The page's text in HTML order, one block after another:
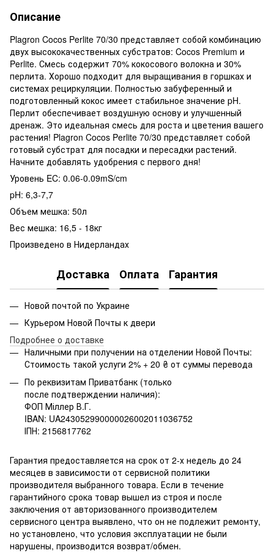
Описание
Plagron Cocos Perlite 70/30 представляет собой комбинацию
двух высококачественных субстратов: Cocos Premium и
Perlite. Смесь содержит 70% кокосового волокна и 30%
перлита. Хорошо подходит для выращивания в горшках и
системах рециркуляции. Полностью забуференный и
подготовленный кокос имеет стабильное значение pH.
Перлит обеспечивает воздушную основу и улучшенный
дренаж. Это идеальная смесь для роста и цветения вашего
растения! Plagron Cocos Perlite 70/30 представляет собой
готовый субстрат для посадки и пересадки растений.
Начните добавлять удобрения с первого дня!
Уровень EC: 0.06-0.09mS/cm
pH: 6,3-7,7
Объем мешка: 50л
Вес мешка: 16,5 - 18кг
Произведено в Нидерландах
Доставка Оплата Гарантия
Новой почтой по Украине
Курьером Новой Почты к двери
Подробнее о доставке
Наличными при получении на отделении Новой Почты:
Стоимость такой услуги 2% + 20 ₴ от суммы перевода
По реквизитам Приватбанк (только
после подтверждении наличия):
ФОП Міллер В.Г.
IBAN: UA243052990000026002011036752
ІПН: 2156817762
Гарантия предоставляется на срок от 2-х недель до 24
месяцев в зависимости от сервисной политики
производителя выбранного товара. Если в течение
гарантийного срока товар вышел из строя и после
заключения от авторизованного производителем
сервисного центра выявлено, что он не подлежит ремонту,
но установлено, что условия эксплуатации не были
нарушены, производится возврат/обмен.